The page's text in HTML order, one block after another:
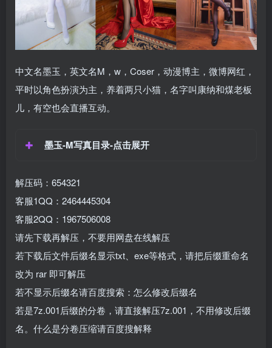
中文名墨玉，英文名M，w，Coser，动漫博主，微博网红，
平时以角色扮演为主，养着两只小猫，名字叫康纳和煤老板
儿，有空也会直播互动。
墨玉-M写真目录-点击展开
解压码：654321
客服1QQ：2464445304
客服2QQ：1967506008
请先下载再解压，不要用网盘在线解压
若下载后文件后缀名显示txt、exe等格式，请把后缀重命名
改为 rar 即可解压
若不显示后缀名请百度搜索：怎么修改后缀名
若是7z.001后缀的分卷，请直接解压7z.001，不用修改后缀
名。什么是分卷压缩请百度搜解释